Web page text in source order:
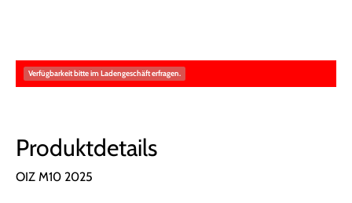
Verfügbarkeit bitte im Ladengeschäft erfragen.
Produktdetails
OIZ M10 2025